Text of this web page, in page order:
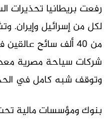
رفعت بريطانيا تحذيرات
لكل من إسرائيل وإيران.
من 40 ألف سائح
وتوقف شبه كامل في
بنوك ومؤسسات مالية